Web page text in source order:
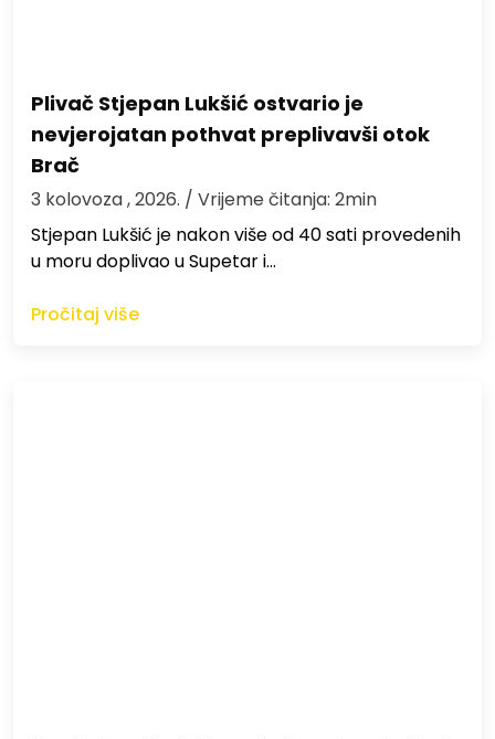
Plivač Stjepan Lukšić ostvario je
nevjerojatan pothvat preplivavši otok
Brač
3 kolovoza , 2026. / Vrijeme čitanja: 2min
St​jepan Lukšić je nakon više od 40 sati provedenih
u moru doplivao u Supetar i…
Pročitaj više